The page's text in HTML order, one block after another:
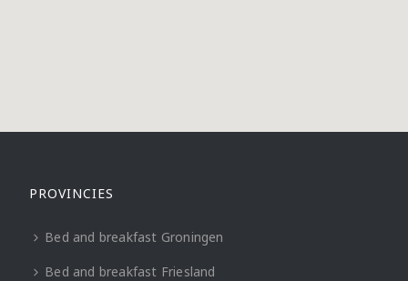
PROVINCIES
Bed and breakfast Groningen
Bed and breakfast Friesland